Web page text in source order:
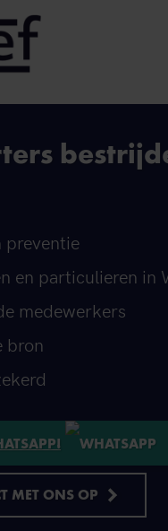
preventie
en particulieren in
medewerkers
bron
MET ONS OP